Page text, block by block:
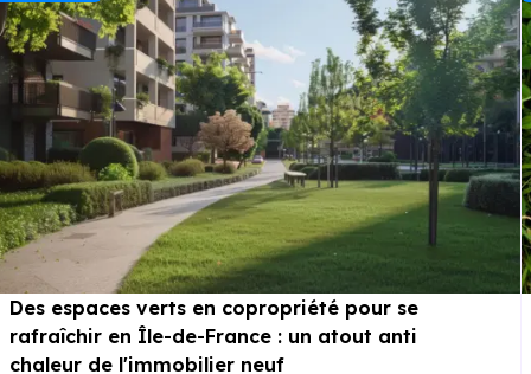
Des espaces verts en copropriété pour se
rafraîchir en Île-de-France : un atout anti
chaleur de l'immobilier neuf